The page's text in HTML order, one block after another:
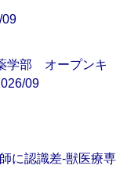
学部 オープンキ
09
に認識差‐獣医療専